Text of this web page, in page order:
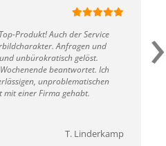
Produkt! Auch der Service
Anfragen und
unbürokratisch gelöst.
beantwortet. Ich
unproblematischen
einer Firma gehabt.
T. Linderkamp
›